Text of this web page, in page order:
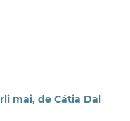
mai, de Cátia Dal